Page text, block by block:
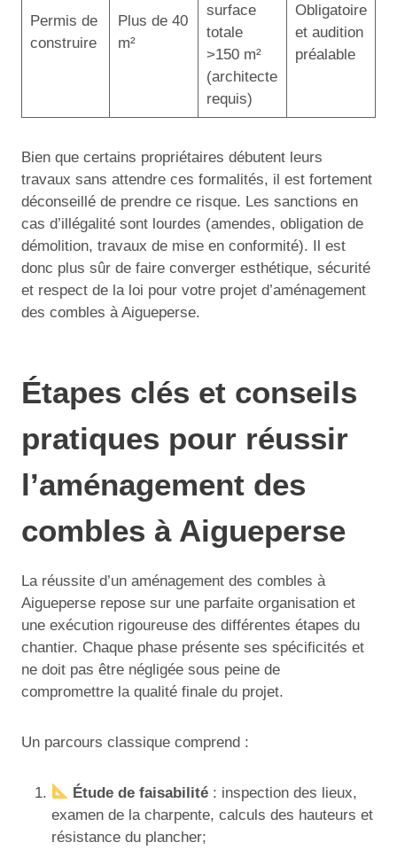
Permis de
construire
Plus de 40
m²
surface
totale
>150 m²
(architecte
requis)
Obligatoire
et audition
préalable
Bien que certains propriétaires débutent leurs
travaux sans attendre ces formalités, il est fortement
déconseillé de prendre ce risque. Les sanctions en
cas d’illégalité sont lourdes (amendes, obligation de
démolition, travaux de mise en conformité). Il est
donc plus sûr de faire converger esthétique, sécurité
et respect de la loi pour votre projet d’aménagement
des combles à Aigueperse.
Étapes clés et conseils
pratiques pour réussir
l’aménagement des
combles à Aigueperse
La réussite d’un aménagement des combles à
Aigueperse repose sur une parfaite organisation et
une exécution rigoureuse des différentes étapes du
chantier. Chaque phase présente ses spécificités et
ne doit pas être négligée sous peine de
compromettre la qualité finale du projet.
Un parcours classique comprend :
Étude de faisabilité : inspection des lieux,
examen de la charpente, calculs des hauteurs et
résistance du plancher;